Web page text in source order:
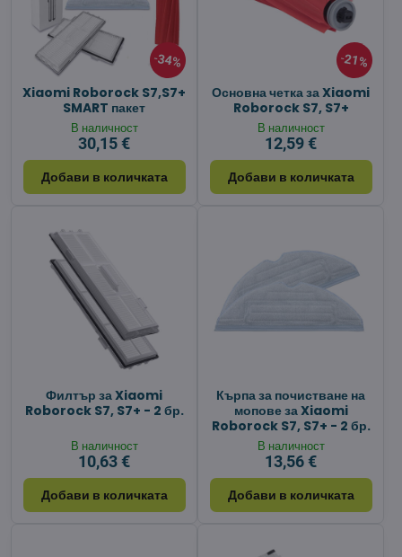
34%
Xiaomi Roborock S7,S7+
SMART пакет
В наличност
30,15 €
Добави в количката
21%
Основна четка за Xiaomi
Roborock S7, S7+
В наличност
12,59 €
Добави в количката
Филтър за Xiaomi
Roborock S7, S7+ - 2 бр.
В наличност
10,63 €
Добави в количката
Кърпа за почистване на
мопове за Xiaomi
Roborock S7, S7+ - 2 бр.
В наличност
13,56 €
Добави в количката